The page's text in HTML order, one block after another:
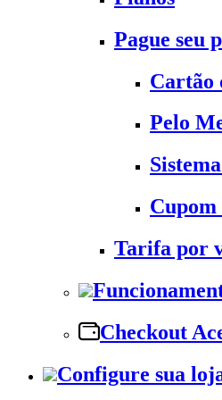
Pague seu
Cartão
Pelo
Cupom
Tarifa por
Checkout
Configure sua